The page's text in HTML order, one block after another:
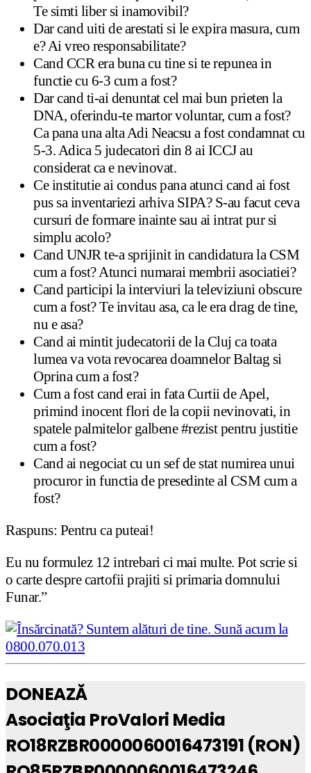
Te simti liber si inamovibil?
Dar cand uiti de arestati si le expira masura, cum
e? Ai vreo responsabilitate?
Cand CCR era buna cu tine si te repunea in
functie cu 6-3 cum a fost?
Dar cand ti-ai denuntat cel mai bun prieten la
DNA, oferindu-te martor voluntar, cum a fost?
Ca pana una alta Adi Neacsu a fost condamnat cu
5-3. Adica 5 judecatori din 8 ai ICCJ au
considerat ca e nevinovat.
Ce institutie ai condus pana atunci cand ai fost
pus sa inventariezi arhiva SIPA? S-au facut ceva
cursuri de formare inainte sau ai intrat pur si
simplu acolo?
Cand UNJR te-a sprijinit in candidatura la CSM
cum a fost? Atunci numarai membrii asociatiei?
Cand participi la interviuri la televiziuni obscure
cum a fost? Te invitau asa, ca le era drag de tine,
nu e asa?
Cand ai mintit judecatorii de la Cluj ca toata
lumea va vota revocarea doamnelor Baltag si
Oprina cum a fost?
Cum a fost cand erai in fata Curtii de Apel,
primind inocent flori de la copii nevinovati, in
spatele palmitelor galbene #rezist pentru justitie
cum a fost?
Cand ai negociat cu un sef de stat numirea unui
procuror in functia de presedinte al CSM cum a
fost?
Raspuns: Pentru ca puteai!
Eu nu formulez 12 intrebari ci mai multe. Pot scrie si
o carte despre cartofii prajiti si primaria domnului
Funar.”
DONEAZĂ
Asociaţia ProValori Media
RO18RZBR0000060016473191 (RON)